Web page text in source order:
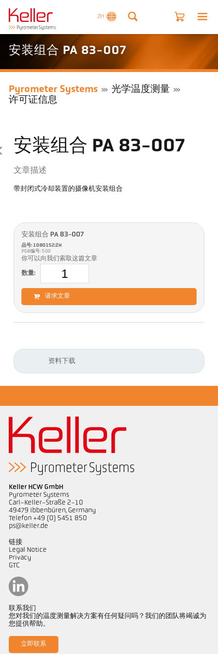
ZH
安装组合 PA 83-007
Pyrometer Systems
光学温度测量
许可证信息
安装组合 PA 83-007
文章描述
带封闭式冷却装置的摄像机安装组合
安装组合 PA 83-007
品号: 1080152:ZH
PGB编号: 500
你可以向我们索取这篇文章
数量:
请求文章
资料下载
Keller HCW GmbH
Pyrometer Systems
Carl-Keller-Straße 2-10
49479 Ibbenbüren, Germany
Telefon +49 (0) 5451 850
ps@keller.de
链接
Legal Notice
Privacy
GTC
联系我们
您对我们的温度测量解决方案有任何疑问吗？我们的团队将竭诚为
您提供帮助。
立即联系